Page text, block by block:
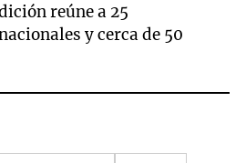
reúne a 25
y cerca de 50